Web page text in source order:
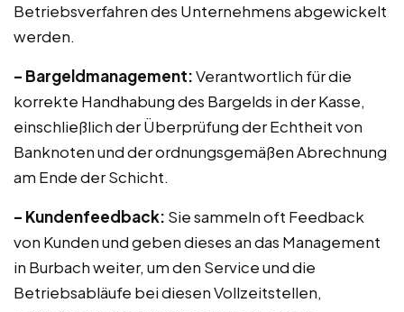
Betriebsverfahren des Unternehmens abgewickelt
werden.
– Bargeldmanagement:Verantwortlich für die
korrekte Handhabung des Bargelds in der Kasse,
einschließlich der Überprüfung der Echtheit von
Banknoten und der ordnungsgemäßen Abrechnung
am Ende der Schicht.
– Kundenfeedback: Sie sammeln oft Feedback
von Kunden und geben dieses an das Management
in Burbach weiter, um den Service und die
Betriebsabläufe bei diesen Vollzeitstellen,